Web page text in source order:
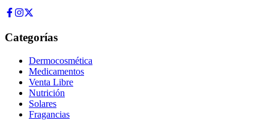
Categorías
Dermocosmética
Medicamentos
Venta Libre
Nutrición
Solares
Fragancias